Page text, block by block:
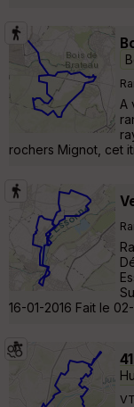
A
rochers Mignot, cet
16-01-2016 Fait le 02-